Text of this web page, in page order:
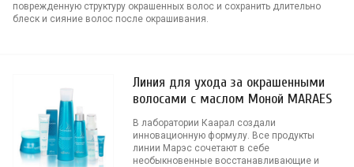
поврежденную структуру окрашенных волос и сохранить длительно
блеск и сияние волос после окрашивания.
Линия для ухода за окрашенными
волосами с маслом Моной MARAES
В лаборатории Каарал создали
инновационную формулу. Все продукты
линии Марэс сочетают в себе
необыкновенные восстанавливающие и